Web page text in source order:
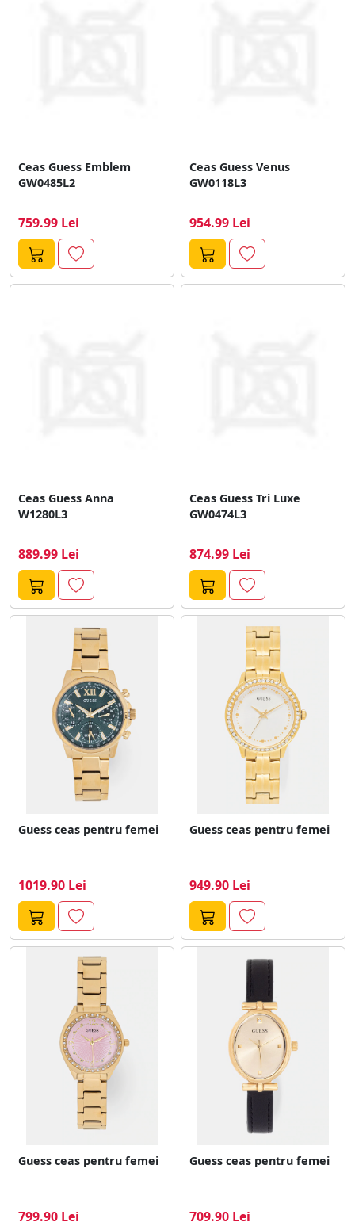
Ceas Guess Emblem
GW0485L2
759.99 Lei
Ceas Guess Venus
GW0118L3
954.99 Lei
Ceas Guess Anna
W1280L3
889.99 Lei
Ceas Guess Tri Luxe
GW0474L3
874.99 Lei
Guess ceas pentru femei
1019.90 Lei
Guess ceas pentru femei
949.90 Lei
Guess ceas pentru femei
799.90 Lei
Guess ceas pentru femei
709.90 Lei